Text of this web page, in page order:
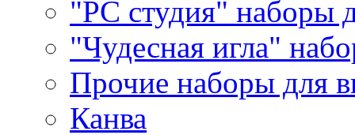
"РС студия" наборы
"Чудесная игла"
Прочие наборы для
Канва